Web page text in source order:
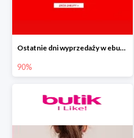
Ostatnie dni wyprzedaży w ebutik.pl do -90%
90%